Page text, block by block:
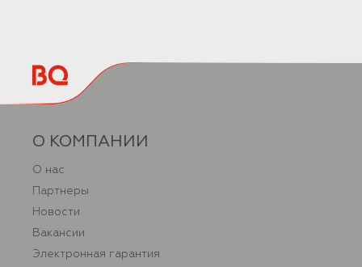
О КОМПАНИИ
О нас
Партнеры
Новости
Вакансии
Электронная гарантия